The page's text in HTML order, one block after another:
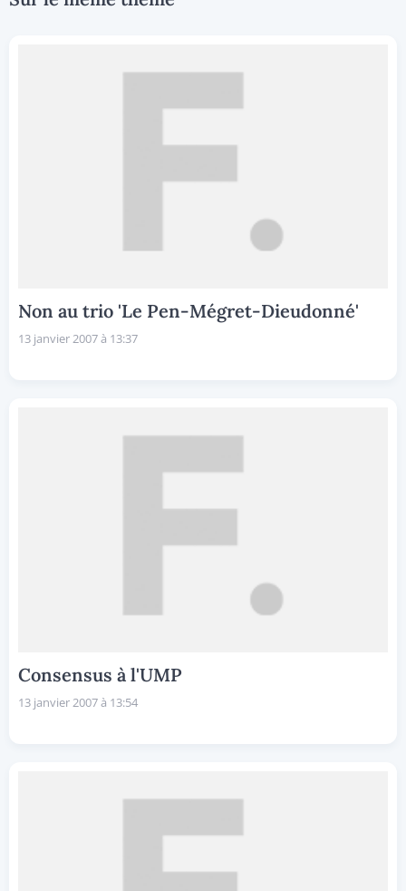
Non au trio 'Le Pen-Mégret-Dieudonné'
13 janvier 2007 à 13:37
Consensus à l'UMP
13 janvier 2007 à 13:54